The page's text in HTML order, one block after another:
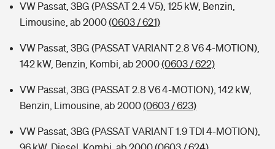
VW Passat, 3BG (PASSAT 2.4 V5), 125 kW, Benzin,
Limousine, ab 2000(0603 / 621)
VW Passat, 3BG (PASSAT VARIANT 2.8 V6 4-MOTION),
142 kW, Benzin, Kombi, ab 2000(0603 / 622)
VW Passat, 3BG (PASSAT 2.8 V6 4-MOTION), 142 kW,
Benzin, Limousine, ab 2000(0603 / 623)
VW Passat, 3BG (PASSAT VARIANT 1.9 TDI 4-MOTION),